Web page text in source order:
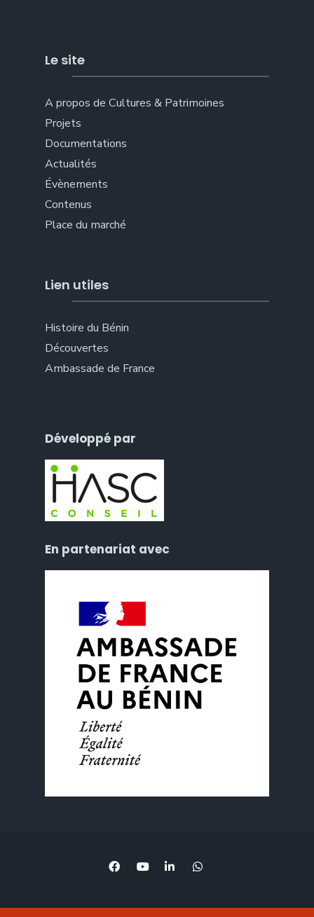
Le site
A propos de Cultures & Patrimoines
Projets
Documentations
Actualités
Évènements
Contenus
Place du marché
Lien utiles
Histoire du Bénin
Découvertes
Ambassade de France
Développé par
En partenariat avec